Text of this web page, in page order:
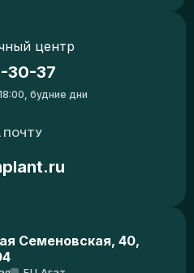
центр
30-37
будние дни
ПОЧТУ
Семеновская, 40,